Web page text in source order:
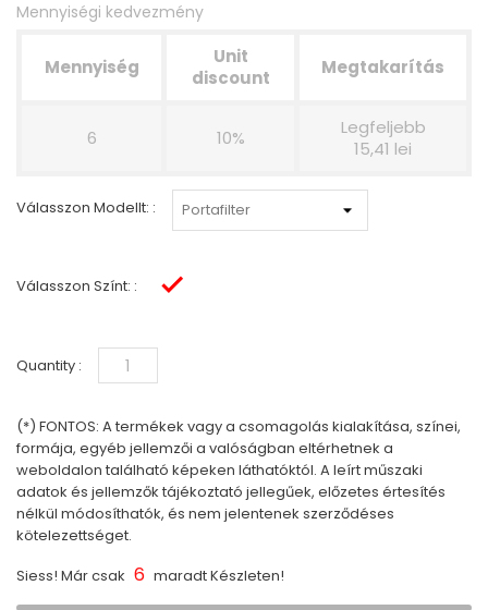
Mennyiségi kedvezmény
Mennyiség
Unit
discount
Megtakarítás
6 10%
Legfeljebb
15,41 lei
Válasszon Modellt: :
Válasszon Színt: :
Quantity :
(*) FONTOS: A termékek vagy a csomagolás kialakítása, színei,
formája, egyéb jellemzői a valóságban eltérhetnek a
weboldalon található képeken láthatóktól. A leírt műszaki
adatok és jellemzők tájékoztató jellegűek, előzetes értesítés
nélkül módosíthatók, és nem jelentenek szerződéses
kötelezettséget.
Siess! Már csak 6 maradt Készleten!